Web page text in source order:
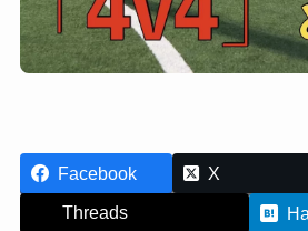
Facebook X
Threads